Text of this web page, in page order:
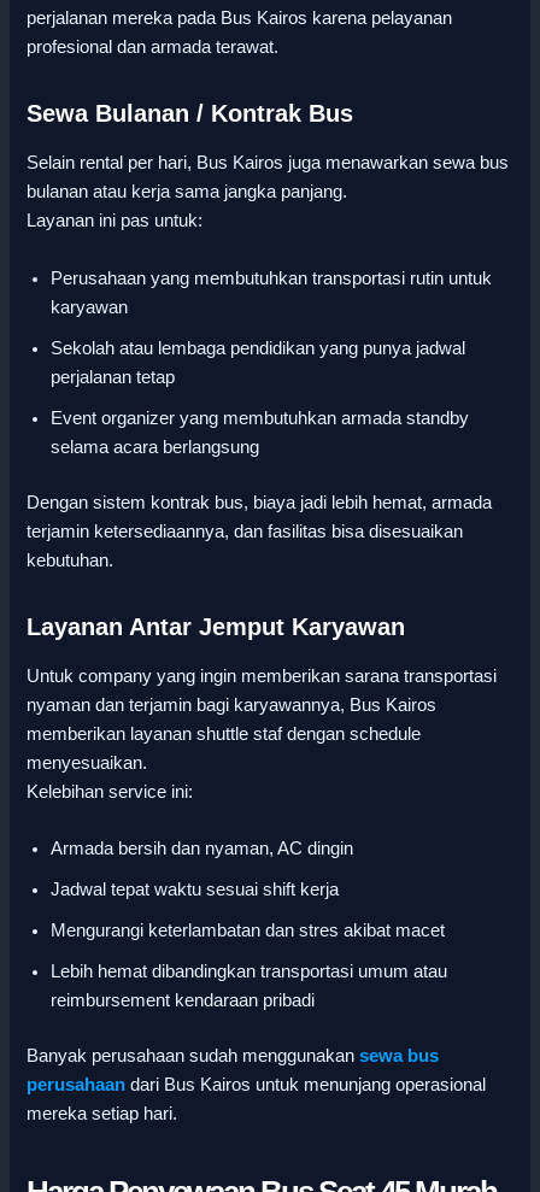
perjalanan mereka pada Bus Kairos karena pelayanan
profesional dan armada terawat.
Sewa Bulanan / Kontrak Bus
Selain rental per hari, Bus Kairos juga menawarkan sewa bus
bulanan atau kerja sama jangka panjang.
Layanan ini pas untuk:
Perusahaan yang membutuhkan transportasi rutin untuk
karyawan
Sekolah atau lembaga pendidikan yang punya jadwal
perjalanan tetap
Event organizer yang membutuhkan armada standby
selama acara berlangsung
Dengan sistem kontrak bus, biaya jadi lebih hemat, armada
terjamin ketersediaannya, dan fasilitas bisa disesuaikan
kebutuhan.
Layanan Antar Jemput Karyawan
Untuk company yang ingin memberikan sarana transportasi
nyaman dan terjamin bagi karyawannya, Bus Kairos
memberikan layanan shuttle staf dengan schedule
menyesuaikan.
Kelebihan service ini:
Armada bersih dan nyaman, AC dingin
Jadwal tepat waktu sesuai shift kerja
Mengurangi keterlambatan dan stres akibat macet
Lebih hemat dibandingkan transportasi umum atau
reimbursement kendaraan pribadi
Banyak perusahaan sudah menggunakan sewa bus
perusahaan dari Bus Kairos untuk menunjang operasional
mereka setiap hari.